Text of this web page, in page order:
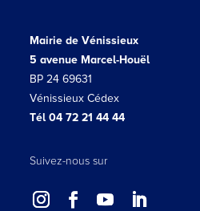
Mairie de Vénissieux
5 avenue Marcel-Houël
BP 24 69631
Vénissieux Cédex
Tél 04 72 21 44 44
Suivez-nous sur